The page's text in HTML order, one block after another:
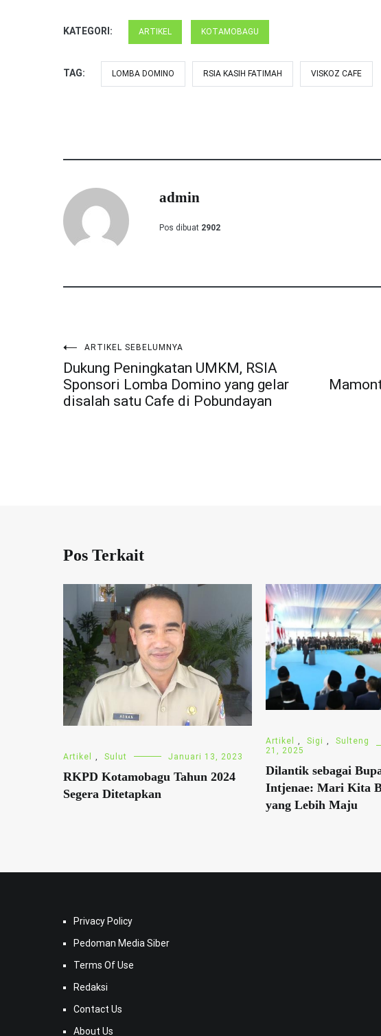
KATEGORI: ARTIKEL KOTAMOBAGU
TAG: LOMBA DOMINO RSIA KASIH FATIMAH VISKOZ CAFE
admin
Pos dibuat 2902
Navigasi
pos
ARTIKEL SEBELUMNYA
Dukung Peningkatan UMKM, RSIA
Sponsori Lomba Domino yang gelar
disalah satu Cafe di Pobundayan
Pos Terkait
Artikel , Sulut Januari 13, 2023
RKPD Kotamobagu Tahun 2024
Segera Ditetapkan
Artikel , Sigi , Sulteng
21, 2025
Dilantik sebagai
Intjenae: Mari Kita
yang Lebih Maju
Privacy Policy
Pedoman Media Siber
Terms Of Use
Redaksi
Contact Us
About Us